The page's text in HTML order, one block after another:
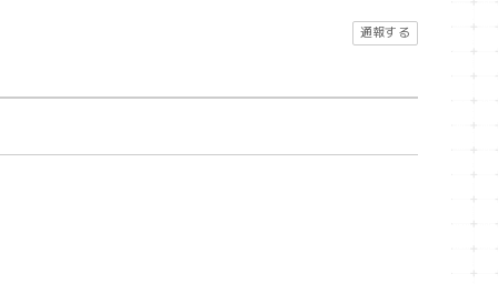
通報する